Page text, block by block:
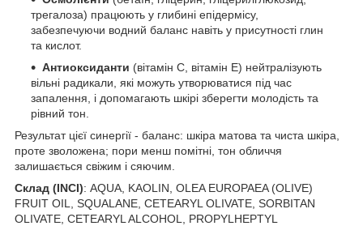
трегалоза) працюють у глибині епідермісу,
забезпечуючи водний баланс навіть у присутності глин
та кислот.
Антиоксиданти (вітамін С, вітамін Е) нейтралізують
вільні радикали, які можуть утворюватися під час
запалення, і допомагають шкірі зберегти молодість та
рівний тон.
Результат цієї синергії - баланс: шкіра матова та чиста шкіра,
проте зволожена; пори менш помітні, тон обличчя
залишається свіжим і сяючим.
Склад (INCI): AQUA, KAOLIN, OLEA EUROPAEA (OLIVE)
FRUIT OIL, SQUALANE, CETEARYL OLIVATE, SORBITAN
OLIVATE, CETEARYL ALCOHOL, PROPYLHEPTYL